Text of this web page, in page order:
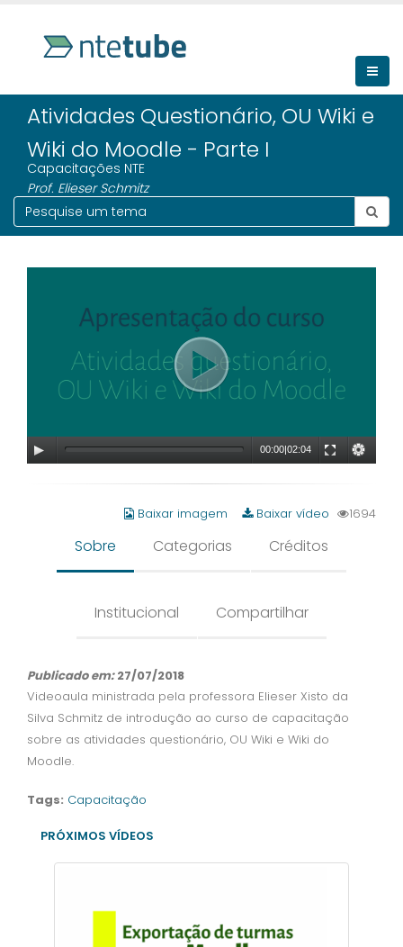
Atividades Questionário, OU Wiki e
Wiki do Moodle - Parte I
Capacitações NTE
Prof. Elieser Schmitz
00:00|02:04
Baixar imagem Baixar vídeo 1694
Sobre Categorias Créditos
Institucional Compartilhar
Publicado em:27/07/2018
Videoaula ministrada pela professora Elieser Xisto da
Silva Schmitz de introdução ao curso de capacitação
sobre as atividades questionário, OU Wiki e Wiki do
Moodle.
Tags: Capacitação
PRÓXIMOS VÍDEOS